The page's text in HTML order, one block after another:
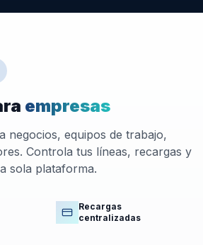
empresas
negocios, equipos de trabajo,
Controla tus líneas, recargas y
sola plataforma.
Recargas
centralizadas